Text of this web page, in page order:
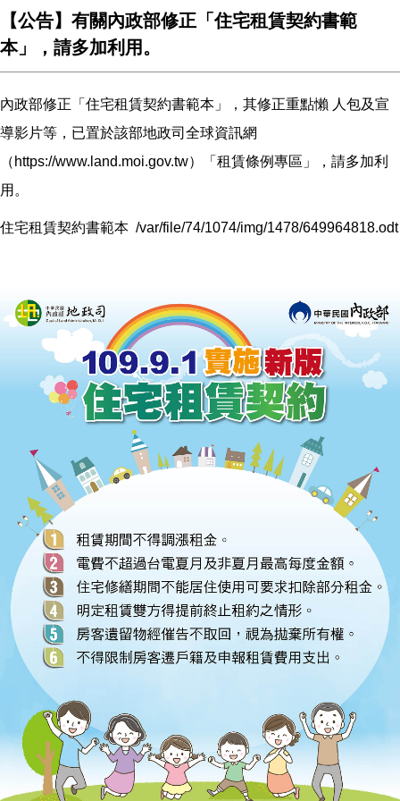
【公告】有關內政部修正「住宅租賃契約書範
本」，請多加利用。
內政部修正「住宅租賃契約書範本」，其修正重點懶 人包及宣
導影片等，已置於該部地政司全球資訊網
（ https://www.land.moi.gov.tw）「租賃條例專區」，請多加利
用。
住宅租賃契約書範本 /var/file/74/1074/img/1478/649964818.odt